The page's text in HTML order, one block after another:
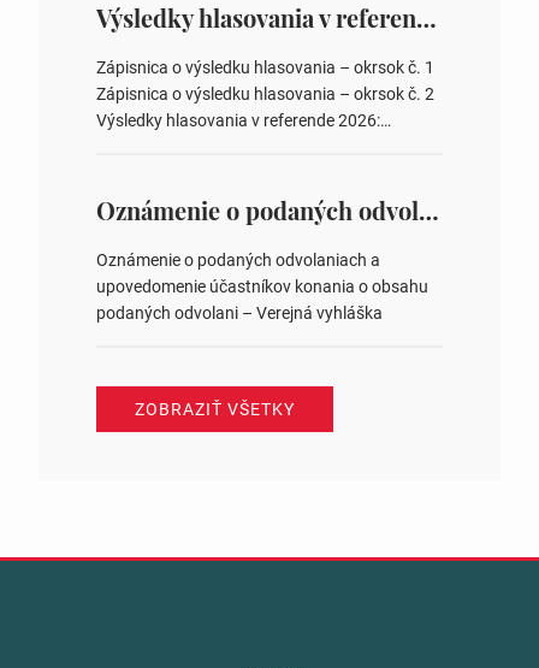
overovateľov zápisnice 3. Určenie volebných
obvodov pre voľby poslancov obecných
zastupiteľstiev, počtu poslancov obecných
zastupiteľstiev v nich 4. Schválenie odpredaja
obecného pozemku –…
Výsledky hlasovania v referende 2026
Zápisnica o výsledku hlasovania – okrsok č. 1
Zápisnica o výsledku hlasovania – okrsok č. 2
Výsledky hlasovania v referende 2026:
ysledky.html
Oznámenie o podaných odvolaniach a upovedomenie účastníkov konania o obsahu podaných odvolani – Verejná vyhláška
Oznámenie o podaných odvolaniach a
upovedomenie účastníkov konania o obsahu
podaných odvolani – Verejná vyhláška
ZOBRAZIŤ VŠETKY